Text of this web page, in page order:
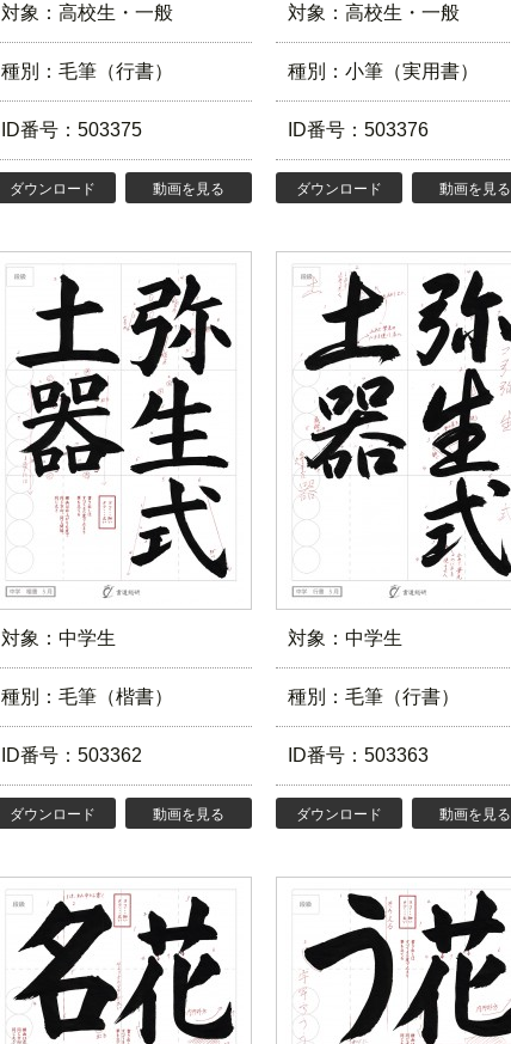
対象：高校生・一般
種別：毛筆（行書）
ID番号：503375
ダウンロード 動画を見る
対象：高校生・一般
種別：小筆（実用書）
ID番号：503376
ダウンロード 動画を見る
対象：中学生
種別：毛筆（楷書）
ID番号：503362
ダウンロード 動画を見る
対象：中学生
種別：毛筆（行書）
ID番号：503363
ダウンロード 動画を見る